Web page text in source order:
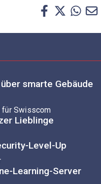
smarte Gebäude
für Swisscom
Lieblinge
Level-Up
Learning-Server